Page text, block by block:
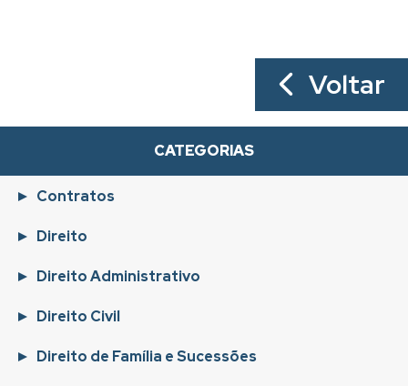
Voltar
CATEGORIAS
Contratos
Direito
Direito Administrativo
Direito Civil
Direito de Família e Sucessões